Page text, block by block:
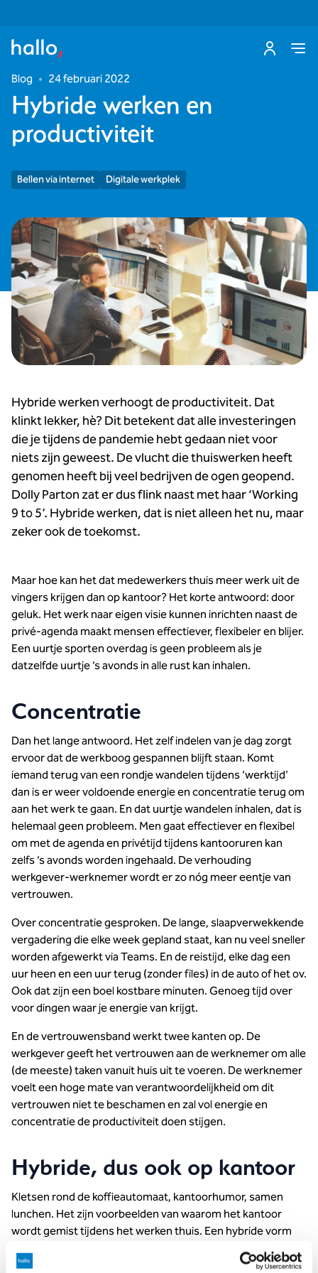
Blog • 24 februari 2022
Hybride werken en
productiviteit
Bellen via internet Digitale werkplek
Hybride werken verhoogt de productiviteit. Dat
klinkt lekker, hè? Dit betekent dat alle investeringen
die je tijdens de pandemie hebt gedaan niet voor
niets zijn geweest. De vlucht die thuiswerken heeft
genomen heeft bij veel bedrijven de ogen geopend.
Dolly Parton zat er dus flink naast met haar ‘Working
9 to 5’. Hybride werken, dat is niet alleen het nu, maar
zeker ook de toekomst.
Maar hoe kan het dat medewerkers thuis meer werk uit de
vingers krijgen dan op kantoor? Het korte antwoord: door
geluk. Het werk naar eigen visie kunnen inrichten naast de
privé-agenda maakt mensen effectiever, flexibeler en blijer.
Een uurtje sporten overdag is geen probleem als je
datzelfde uurtje ‘s avonds in alle rust kan inhalen.
Concentratie
Dan het lange antwoord. Het zelf indelen van je dag zorgt
ervoor dat de werkboog gespannen blijft staan. Komt
iemand terug van een rondje wandelen tijdens ‘werktijd’
dan is er weer voldoende energie en concentratie terug om
aan het werk te gaan. En dat uurtje wandelen inhalen, dat is
helemaal geen probleem. Men gaat effectiever en flexibel
om met de agenda en privétijd tijdens kantooruren kan
zelfs ‘s avonds worden ingehaald. De verhouding
werkgever-werknemer wordt er zo nóg meer eentje van
vertrouwen.
Over concentratie gesproken. De lange, slaapverwekkende
vergadering die elke week gepland staat, kan nu veel sneller
worden afgewerkt via Teams. En de reistijd, elke dag een
uur heen en een uur terug (zonder files) in de auto of het ov.
Ook dat zijn een boel kostbare minuten. Genoeg tijd over
voor dingen waar je energie van krijgt.
En de vertrouwensband werkt twee kanten op. De
werkgever geeft het vertrouwen aan de werknemer om alle
(de meeste) taken vanuit huis uit te voeren. De werknemer
voelt een hoge mate van verantwoordelijkheid om dit
vertrouwen niet te beschamen en zal vol energie en
concentratie de productiviteit doen stijgen.
Hybride, dus ook op kantoor
Kletsen rond de koffieautomaat, kantoorhumor, samen
lunchen. Het zijn voorbeelden van waarom het kantoor
wordt gemist tijdens het werken thuis. Een hybride vorm
van werken pakt van beide werelden de voordelen. Maak jij
goede afspraken om deels vanuit huis te werken en deels